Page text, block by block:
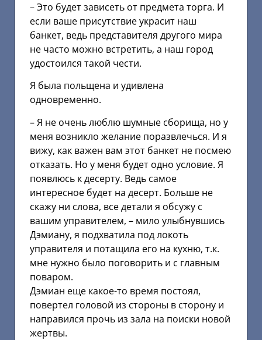
– Это будет зависеть от предмета торга. И
если ваше присутствие украсит наш
банкет, ведь представителя другого мира
не часто можно встретить, а наш город
удостоился такой чести.
Я была польщена и удивлена
одновременно.
– Я не очень люблю шумные сборища, но у
меня возникло желание поразвлечься. И я
вижу, как важен вам этот банкет не посмею
отказать. Но у меня будет одно условие. Я
появлюсь к десерту. Ведь самое
интересное будет на десерт. Больше не
скажу ни слова, все детали я обсужу с
вашим управителем, – мило улыбнувшись
Дэмиану, я подхватила под локоть
управителя и потащила его на кухню, т.к.
мне нужно было поговорить и с главным
поваром.
Дэмиан еще какое-то время постоял,
повертел головой из стороны в сторону и
направился прочь из зала на поиски новой
жертвы.